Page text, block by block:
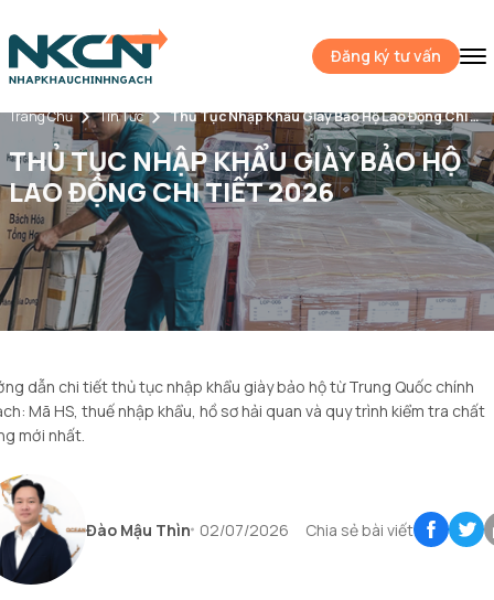
Đăng ký tư vấn
Trang Chủ Tin Tức Thủ Tục Nhập Khẩu Giày Bảo Hộ Lao Động Chi Tiết 2026
THỦ TỤC NHẬP KHẨU GIÀY BẢO HỘ
LAO ĐỘNG CHI TIẾT 2026
dẫn chi tiết thủ tục nhập khẩu giày bảo hộ từ Trung Quốc chính
Mã HS, thuế nhập khẩu, hồ sơ hải quan và quy trình kiểm tra chất
mới nhất.
Đào Mậu Thìn 02/07/2026 Chia sẻ bài viết